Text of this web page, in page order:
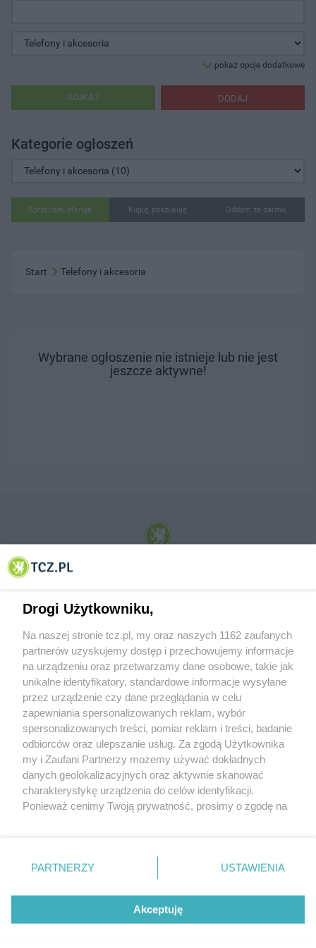
pokaż opcje dodatkowe
DODAJ
SZUKAJ
Kategorie ogłoszeń
Sprzedam, oferuję Kupię, poszukuję Oddam za darmo
Start Telefony i akcesoria
Wybrane ogłoszenie nie istnieje lub nie jest
jeszcze aktywne!
© 2001-2026 Tczew - TCZ.PL Sp. z o.o. Internetowy Serwis Informacyjny Miasta
O FIRMIE POLITYKA PRYWATNOŚCI HOSTING
REKLAMA WSPÓŁPRACA RSS FACEBOOK KONTAKT
Nasze serwisy
Aktualności
Tcz24
Historia miasta
Muzyka i kultura
Archiwum wydarzeń
Zdjęcia miasta
Drogi Użytkowniku,
Na naszej stronie tcz.pl, my oraz naszych 1162 zaufanych
partnerów uzyskujemy dostęp i przechowujemy informacje
na urządzeniu oraz przetwarzamy dane osobowe, takie jak
unikalne identyfikatory, standardowe informacje wysyłane
przez urządzenie czy dane przeglądania w celu
zapewniania spersonalizowanych reklam, wybór
spersonalizowanych treści, pomiar reklam i treści, badanie
odbiorców oraz ulepszanie usług. Za zgodą Użytkownika
my i Zaufani Partnerzy możemy używać dokładnych
danych geolokalizacyjnych oraz aktywnie skanować
charakterystykę urządzenia do celów identyfikacji.
Ponieważ cenimy Twoją prywatność, prosimy o zgodę na
znajdujący się w lewym dolnym rogu strony
. Niektóre
przetwarzaniu. Preferencje będą miały zastosowania tylko
PARTNERZY USTAWIENIA
Akceptuję